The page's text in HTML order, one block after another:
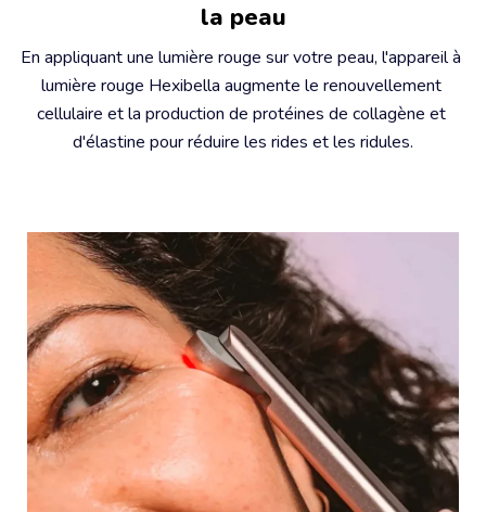
la peau
En appliquant une lumière rouge sur votre peau, l'appareil à
lumière rouge Hexibella augmente le renouvellement
cellulaire et la production de protéines de collagène et
d'élastine pour réduire les rides et les ridules.